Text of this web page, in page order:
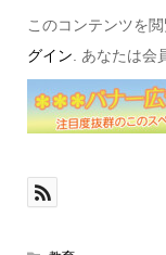
このコンテンツを
グイン . あなたは会